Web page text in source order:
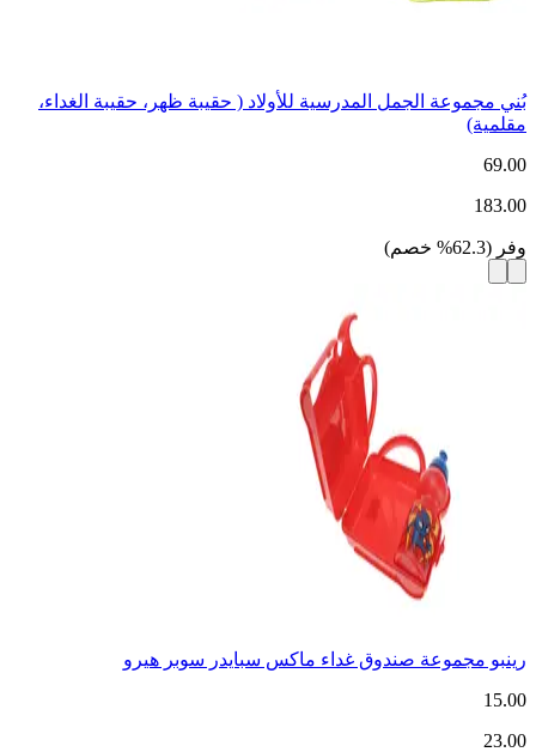
بُني مجموعة الجمل المدرسية للأولاد ( حقيبة ظهر، حقيبة الغداء،
مقلمية)
69.00
183.00
وفر (
62.3
% خصم)
رينبو مجموعة صندوق غداء ماكس سبايدر سوبر هيرو
15.00
23.00